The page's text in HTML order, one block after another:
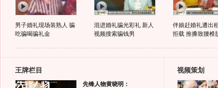
男子婚礼现场装熟人 骗
吃骗喝骗礼金
混进婚礼骗光彩礼 新人
视频搜索骗钱男
伴娘赶婚礼遭出
拒载 推搡致腰椎
王牌栏目
先锋人物黄晓明：
视频策划